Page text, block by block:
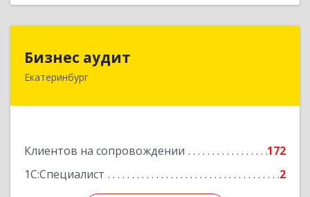
Бизнес аудит
Екатеринбург
Клиентов на сопровождении
172
1С:Специалист
2
620062, Свердловская обл, Екатеринбург г,